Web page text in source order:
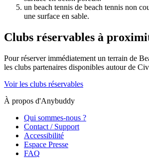
un beach tennis de beach tennis non
une surface en sable.
Clubs réservables à
Pour réserver immédiatement un terrain de
les clubs partenaires disponibles autour de
Voir les clubs réservables
À propos d'Anybuddy
Qui sommes-nous ?
Contact / Support
Accessibilité
Espace Presse
FAQ